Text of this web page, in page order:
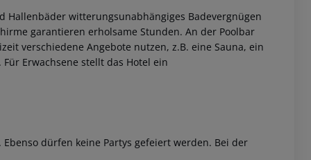
witterungsunabhängiges Badevergnügen
garantieren erholsame Stunden. An der Poolbar
verschiedene Angebote nutzen, z.B. eine Sauna, ein
Erwachsene stellt das Hotel ein
dürfen keine Partys gefeiert werden. Bei der